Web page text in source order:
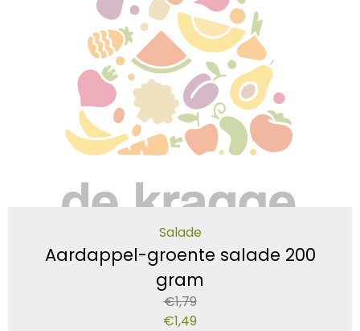
Salade
Aardappel-groente salade 200
gram
€1,79
€1,49